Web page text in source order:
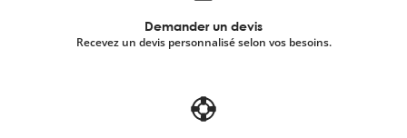
Demander un devis
Recevez un devis personnalisé selon vos besoins.